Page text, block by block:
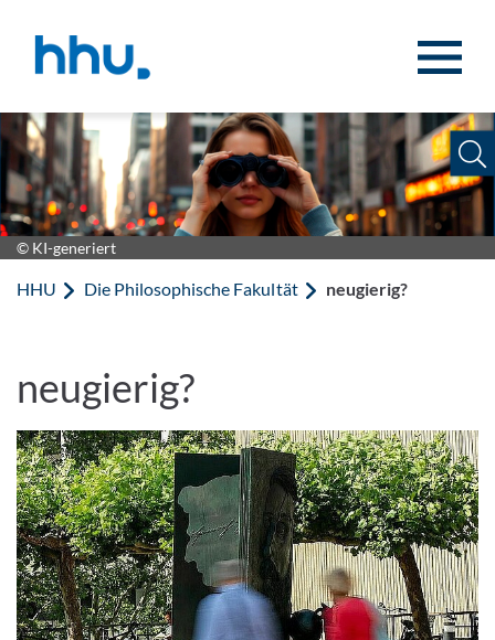
© KI-generiert
HHU Die Philosophische Fakultät neugierig?
neugierig?